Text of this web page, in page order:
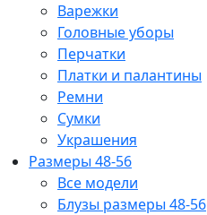
Варежки
Головные уборы
Перчатки
Платки и палантины
Ремни
Сумки
Украшения
Размеры 48-56
Все модели
Блузы размеры 48-56